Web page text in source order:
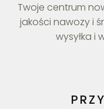
Twoje centrum
jakości nawozy i
wysyłka i